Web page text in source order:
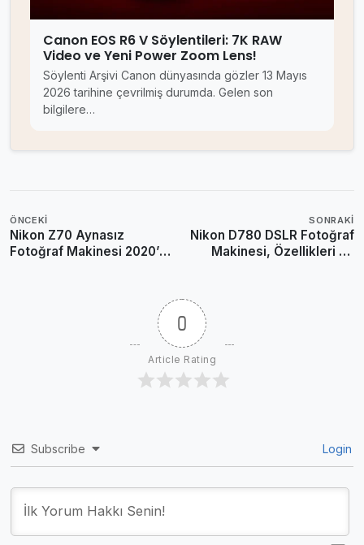
Canon EOS R6 V Söylentileri: 7K RAW
Video ve Yeni Power Zoom Lens!
Söylenti Arşivi Canon dünyasında gözler 13 Mayıs
2026 tarihine çevrilmiş durumda. Gelen son
bilgilere…
ÖNCEKI
Nikon Z70 Aynasız
Fotoğraf Makinesi 2020’de
SONRAKI
Nikon D780 DSLR Fotoğraf
Makinesi, Özellikleri ve
0
Article Rating
Subscribe Login